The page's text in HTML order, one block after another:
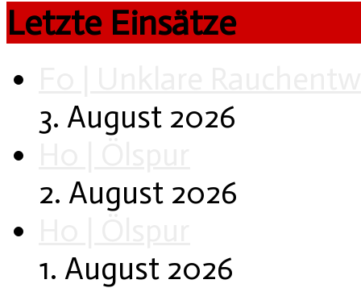
Letzte Einsätze
3. August 2026
2. August 2026
1. August 2026